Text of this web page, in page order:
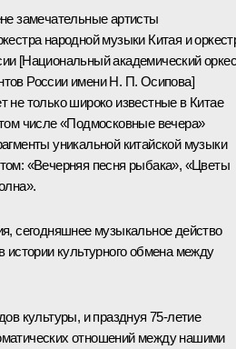
замечательные артисты
народной музыки Китая и
[Национальный академический
России имени Н. П. Осипова]
не только широко известные в Китае
числе «Подмосковные вечера»
уникальной китайской музыки
«Вечерняя песня рыбака», «Цветы
сегодняшнее музыкальное действо
истории культурного обмена между
культуры, и празднуя 75-летие
отношений между нашими